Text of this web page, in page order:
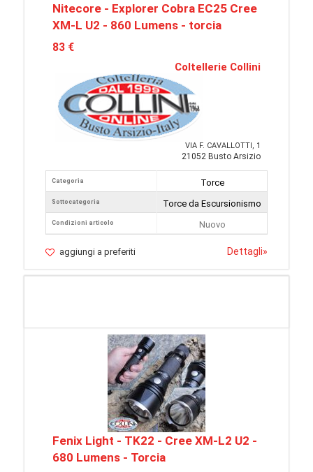
Nitecore - Explorer Cobra EC25 Cree
XM-L U2 - 860 Lumens - torcia
83 €
Coltellerie Collini
VIA F. CAVALLOTTI, 1
21052 Busto Arsizio
Categoria
Sottocategoria
Condizioni articolo
Torce
Torce da Escursionismo
Nuovo
aggiungi a preferiti Dettagli»
Fenix Light - TK22 - Cree XM-L2 U2 -
680 Lumens - Torcia